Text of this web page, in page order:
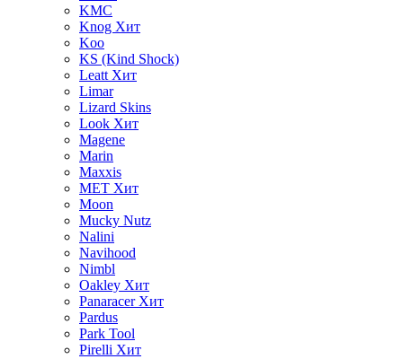
KMC
Knog Хит
Koo
KS (Kind Shock)
Leatt Хит
Limar
Lizard Skins
Look Хит
Magene
Marin
Maxxis
MET Хит
Moon
Mucky Nutz
Nalini
Navihood
Nimbl
Oakley Хит
Panaracer Хит
Pardus
Park Tool
Pirelli Хит